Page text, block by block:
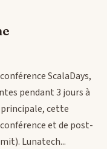
ScalaDays,
pendant 3 jours à
principale, cette
et de post-
Lunatech...